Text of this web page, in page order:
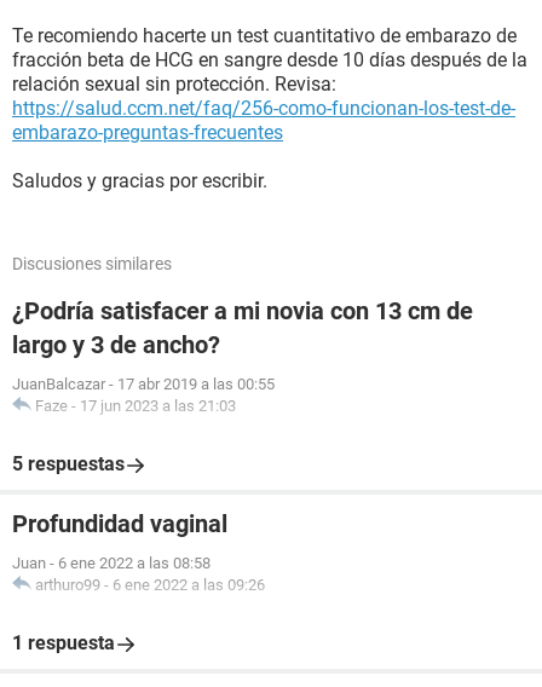
Te recomiendo hacerte un test cuantitativo de embarazo de
fracción beta de HCG en sangre desde 10 días después de la
relación sexual sin protección. Revisa:
https://salud.ccm.net/faq/256-como-funcionan-los-test-de-
embarazo-preguntas-frecuentes
Saludos y gracias por escribir.
Discusiones similares
¿Podría satisfacer a mi novia con 13 cm de
largo y 3 de ancho?
JuanBalcazar - 17 abr 2019 a las 00:55
Faze - 17 jun 2023 a las 21:03
5 respuestas
Profundidad vaginal
Juan - 6 ene 2022 a las 08:58
arthuro99 - 6 ene 2022 a las 09:26
1 respuesta